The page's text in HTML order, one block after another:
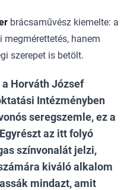
brácsaművész kiemelte: a
hanem
szerepet is betölt.
Horváth József
Intézményben
seregszemle, ez a
az itt folyó
színvonalát jelzi,
kiváló alkalom
mindazt, amit